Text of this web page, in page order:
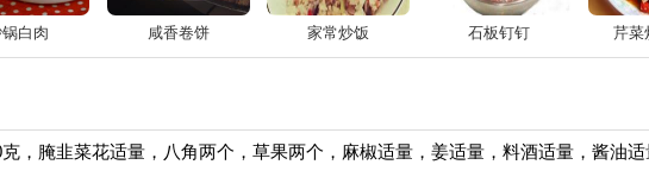
白肉 咸香卷饼 家常炒饭 石板钉钉 芹菜
，腌韭菜花适量，八角两个，草果两个，麻椒适量，姜适量，料酒适量，酱油